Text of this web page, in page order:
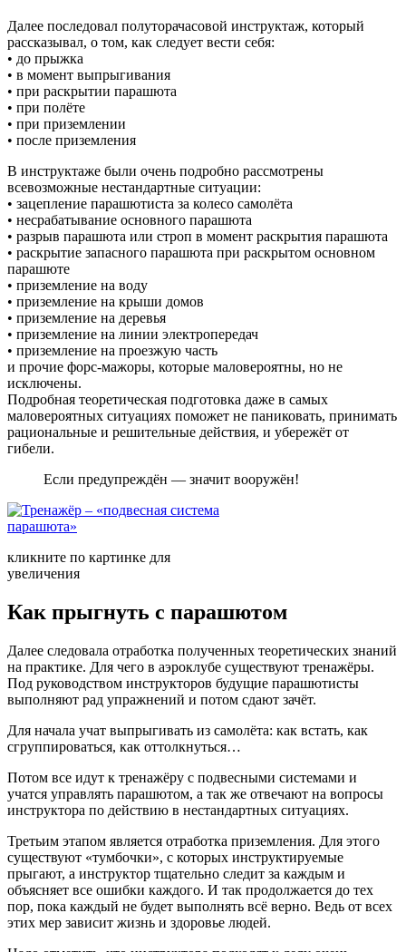
Далее последовал полуторачасовой инструктаж, который
рассказывал, о том, как следует вести себя:
• до прыжка
• в момент выпрыгивания
• при раскрытии парашюта
• при полёте
• при приземлении
• после приземления
В инструктаже были очень подробно рассмотрены
всевозможные нестандартные ситуации:
• зацепление парашютиста за колесо самолёта
• несрабатывание основного парашюта
• разрыв парашюта или строп в момент раскрытия парашюта
• раскрытие запасного парашюта при раскрытом основном
парашюте
• приземление на воду
• приземление на крыши домов
• приземление на деревья
• приземление на линии электропередач
• приземление на проезжую часть
и прочие форс-мажоры, которые маловероятны, но не
исключены.
Подробная теоретическая подготовка даже в самых
маловероятных ситуациях поможет не паниковать, принимать
рациональные и решительные действия, и убережёт от
гибели.
Если предупреждён — значит вооружён!
кликните по картинке для
увеличения
Как прыгнуть с парашютом
Далее следовала отработка полученных теоретических знаний
на практике. Для чего в аэроклубе существуют тренажёры.
Под руководством инструкторов будущие парашютисты
выполняют рад упражнений и потом сдают зачёт.
Для начала учат выпрыгивать из самолёта: как встать, как
сгруппироваться, как оттолкнуться…
Потом все идут к тренажёру с подвесными системами и
учатся управлять парашютом, а так же отвечают на вопросы
инструктора по действию в нестандартных ситуациях.
Третьим этапом является отработка приземления. Для этого
существуют «тумбочки», с которых инструктируемые
прыгают, а инструктор тщательно следит за каждым и
объясняет все ошибки каждого. И так продолжается до тех
пор, пока каждый не будет выполнять всё верно. Ведь от всех
этих мер зависит жизнь и здоровье людей.